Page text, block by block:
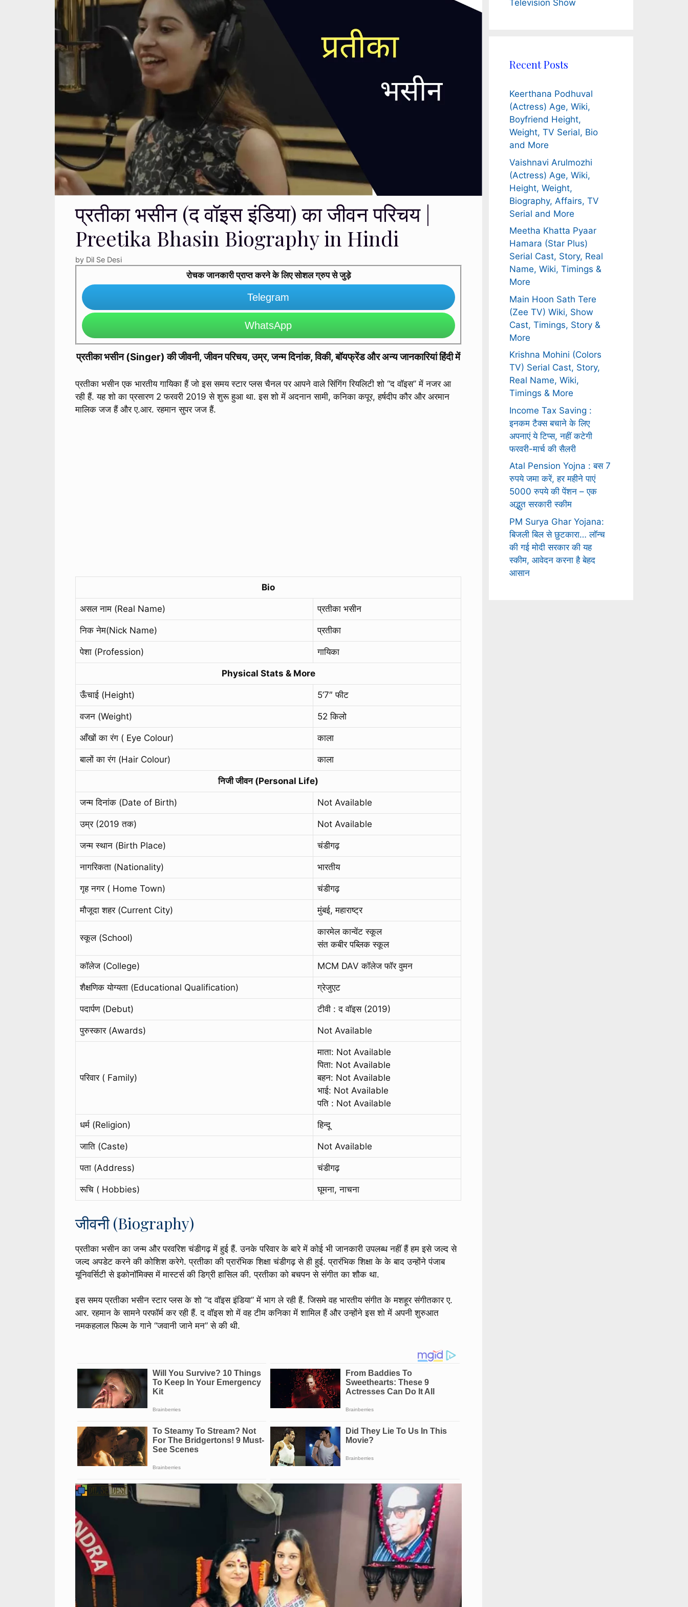
प्रतीका भसीन (द वॉइस इंडिया) का जीवन परिचय |
Preetika Bhasin Biography in Hindi
by Dil Se Desi
रोचक जानकारी प्राप्त करने के लिए सोशल ग्रुप से जुड़े
Telegram
WhatsApp
प्रतीका भसीन (Singer) की जीवनी, जीवन परिचय, उम्र, जन्म दिनांक, विकी, बॉयफ्रेंड और अन्य जानकारियां हिंदी में
प्रतीका भसीन एक भारतीय गायिका हैं जो इस समय स्टार प्लस चैनल पर आपने वाले सिंगिंग रियलिटी शो “द वॉइस” में नजर आ
रही हैं. यह शो का प्रसारण 2 फरवरी 2019 से शुरू हुआ था. इस शो में अदनान सामी, कनिका कपूर, हर्षदीप कौर और अरमान
मालिक जज हैं और ए.आर. रहमान सुपर जज हैं.
Bio
असल नाम (Real Name) प्रतीका भसीन
निक नेम(Nick Name) प्रतीका
पेशा (Profession) गायिका
Physical Stats & More
ऊँचाई (Height) 5’7″ फीट
वजन (Weight) 52 किलो
आँखों का रंग ( Eye Colour) काला
बालों का रंग (Hair Colour) काला
निजी जीवन (Personal Life)
जन्म दिनांक (Date of Birth) Not Available
उम्र (2019 तक) Not Available
जन्म स्थान (Birth Place) चंडीगढ़
नागरिकता (Nationality) भारतीय
गृह नगर ( Home Town) चंडीगढ़
मौजूदा शहर (Current City) मुंबई, महाराष्ट्र
स्कूल (School)
कारमेल कान्वेंट स्कूल
संत कबीर पब्लिक स्कूल
कॉलेज (College) MCM DAV कॉलेज फॉर वुमन
शैक्षणिक योग्यता (Educational Qualification) ग्रेजुएट
पदार्पण (Debut) टीवी : द वॉइस (2019)
पुरुस्कार (Awards) Not Available
परिवार ( Family)
माता: Not Available
पिता: Not Available
बहन: Not Available
भाई: Not Available
पति : Not Available
धर्म (Religion) हिन्दू
जाति (Caste) Not Available
पता (Address) चंडीगढ़
रूचि ( Hobbies) घूमना, नाचना
जीवनी (Biography)
प्रतीका भसीन का जन्म और परवरिश चंडीगढ़ में हुई हैं. उनके परिवार के बारे में कोई भी जानकारी उपलब्ध नहीं हैं हम इसे जल्द से
जल्द अपडेट करने की कोशिश करेगे. प्रतीका की प्रारंभिक शिक्षा चंडीगढ़ से ही हुई. प्रारंभिक शिक्षा के के बाद उन्होंने पंजाब
यूनिवर्सिटी से इकोनॉमिक्स में मास्टर्स की डिग्री हासिल की. प्रतीका को बचपन से संगीत का शौक था.
इस समय प्रतीका भसीन स्टार प्लस के शो “द वॉइस इंडिया” में भाग ले रही हैं. जिसमे वह भारतीय संगीत के मशहूर संगीतकार ए.
आर. रहमान के सामने परफॉर्म कर रही हैं. द वॉइस शो में वह टीम कनिका में शामिल हैं और उन्होंने इस शो में अपनी शुरुआत
नमकहलाल फिल्म के गाने “जवानी जाने मन” से की थी.
Television Show
Recent Posts
Keerthana Podhuval
(Actress) Age, Wiki,
Boyfriend Height,
Weight, TV Serial, Bio
and More
Vaishnavi Arulmozhi
(Actress) Age, Wiki,
Height, Weight,
Biography, Affairs, TV
Serial and More
Meetha Khatta Pyaar
Hamara (Star Plus)
Serial Cast, Story, Real
Name, Wiki, Timings &
More
Main Hoon Sath Tere
(Zee TV) Wiki, Show
Cast, Timings, Story &
More
Krishna Mohini (Colors
TV) Serial Cast, Story,
Real Name, Wiki,
Timings & More
Income Tax Saving :
इनकम टैक्स बचाने के लिए
अपनाएं ये टिप्स, नहीं कटेगी
फरवरी-मार्च की सैलरी
Atal Pension Yojna : बस 7
रुपये जमा करें, हर महीने पाएं
5000 रुपये की पेंशन – एक
अद्भुत सरकारी स्कीम
PM Surya Ghar Yojana:
बिजली बिल से छुटकारा… लॉन्च
की गई मोदी सरकार की यह
स्कीम, आवेदन करना है बेहद
आसान